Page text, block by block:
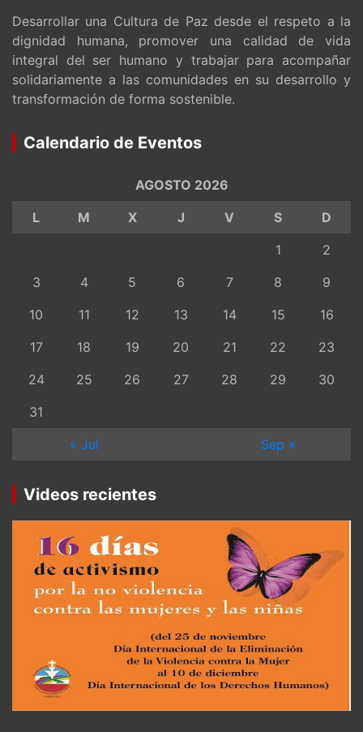
Desarrollar una Cultura de Paz desde el respeto a la
dignidad humana, promover una calidad de vida
integral del ser humano y trabajar para acompañar
solidariamente a las comunidades en su desarrollo y
transformación de forma sostenible.
Calendario de Eventos
AGOSTO 2026
L
M X J V S
D
1
2
3
4 5 6 7 8
9
10
11 12 13 14 15
16
17
18 19 20 21 22
23
24
25 26 27 28 29
30
31
« Jul
Sep »
Videos recientes